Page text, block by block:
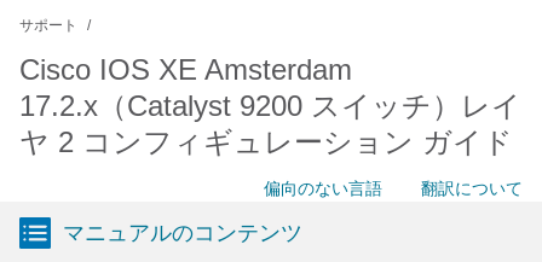
サポート
Cisco IOS XE Amsterdam
17.2.x（Catalyst 9200 スイッチ）レイ
ヤ 2 コンフィギュレーション ガイド
偏向のない言語 翻訳について
マニュアルのコンテンツ